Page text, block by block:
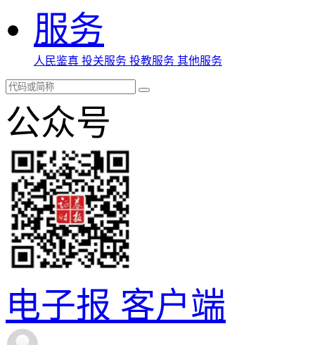
服务
人民鉴真 投关服务 投教服务 其他服务
公众号
电子报 客户端